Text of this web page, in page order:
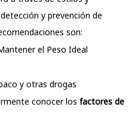
y prevención de
son:
el Peso Ideal
y otras drogas
conocer los factores de